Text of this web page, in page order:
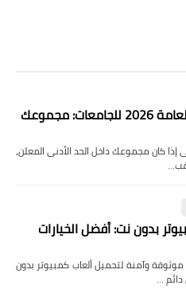
تنسيق الثانوية العامة 2026 للجامعات: مجموعك
إذا كان مجموعك داخل الحد الأدنى المعلن،
قب…
بدون نت: أفضل الخيارات
وآمنة لتحميل ألعاب كمبيوتر بدون
دائم …